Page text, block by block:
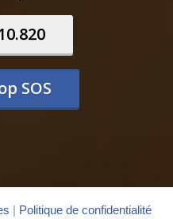
SOS
| Politique de confidentialité